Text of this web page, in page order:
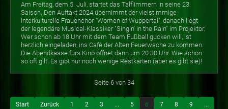
Am Freitag, dem 5. Juli, startet das Talflimmern in seine 23.
Saison. Den Auftakt 2024 übernimmt der vielstimmige
interkulturelle Frauenchor "Women of Wuppertal", danach liegt
der legendäre Musical-Klassiker "Singin' in the Rain" im Projektor.
Wer schon ab 18 Uhr mit dem Team Fußball gucken will, ist
herzlich eingeladen, ins Café der Alten Feuerwache zu kommen.
Die Abendkasse fürs Kino öffnet dann um 20:30 Uhr. Wie schon
so oft gilt: Es gibt nur noch wenige Restkarten (aber es gibt sie)!
Seite 6 von 34
Start Zurück 1 2 3 ... 5 6 7 8 9 ...